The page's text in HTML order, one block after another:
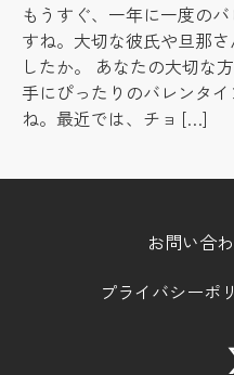
もうすぐ、一年に一度の
すね。大切な彼氏や旦那
したか。 あなたの大切な
手にぴったりのバレンタ
ね。最近では、チョ […]
お問い合
プライバシーポ